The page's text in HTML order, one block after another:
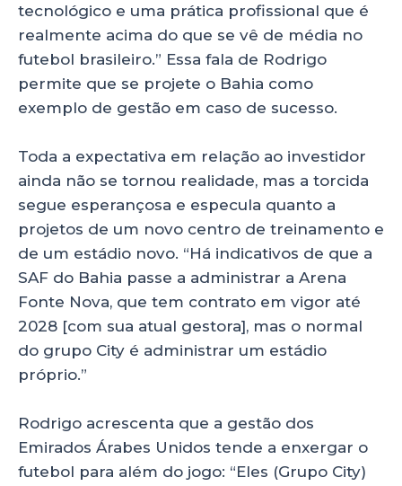
tecnológico e uma prática profissional que é
realmente acima do que se vê de média no
futebol brasileiro.” Essa fala de Rodrigo
permite que se projete o Bahia como
exemplo de gestão em caso de sucesso.
Toda a expectativa em relação ao investidor
ainda não se tornou realidade, mas a torcida
segue esperançosa e especula quanto a
projetos de um novo centro de treinamento e
de um estádio novo. “Há indicativos de que a
SAF do Bahia passe a administrar a Arena
Fonte Nova, que tem contrato em vigor até
2028 [com sua atual gestora], mas o normal
do grupo City é administrar um estádio
próprio.”
Rodrigo acrescenta que a gestão dos
Emirados Árabes Unidos tende a enxergar o
futebol para além do jogo: “Eles (Grupo City)